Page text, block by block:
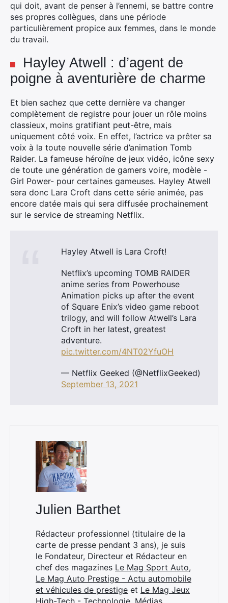
qui doit, avant de penser à l’ennemi, se battre contre
ses propres collègues, dans une période
particulièrement propice aux femmes, dans le monde
du travail.
Hayley Atwell : d’agent de
poigne à aventurière de charme
Et bien sachez que cette dernière va changer
complètement de registre pour jouer un rôle moins
classieux, moins gratifiant peut-être, mais
uniquement côté voix. En effet, l’actrice va prêter sa
voix à la toute nouvelle série d’animation Tomb
Raider. La fameuse héroïne de jeux vidéo, icône sexy
de toute une génération de gamers voire, modèle -
Girl Power- pour certaines gameuses. Hayley Atwell
sera donc Lara Croft dans cette série animée, pas
encore datée mais qui sera diffusée prochainement
sur le service de streaming Netflix.
Hayley Atwell is Lara Croft!
Netflix’s upcoming TOMB RAIDER
anime series from Powerhouse
Animation picks up after the event
of Square Enix’s video game reboot
trilogy, and will follow Atwell’s Lara
Croft in her latest, greatest
adventure.
pic.twitter.com/4NT02YfuOH
— Netflix Geeked (@NetflixGeeked)
September 13, 2021
Julien Barthet
Rédacteur professionnel (titulaire de la
carte de presse pendant 3 ans), je suis
le Fondateur, Directeur et Rédacteur en
chef des magazines Le Mag Sport Auto,
Le Mag Auto Prestige - Actu automobile
et véhicules de prestige et Le Mag Jeux
High-Tech - Technologie, Médias,